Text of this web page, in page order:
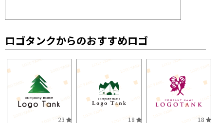
ロゴタンクからのおすすめロゴ
23 18 18